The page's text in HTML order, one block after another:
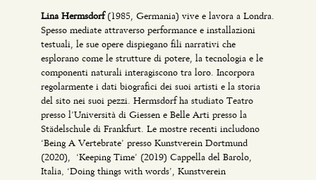
Lina Hermsdorf(1985, Germania) vive e lavora a Londra.
Spesso mediate attraverso performance e installazioni
testuali, le sue opere dispiegano fili narrativi che
esplorano come le strutture di potere, la tecnologia e le
componenti naturali interagiscono tra loro. Incorpora
regolarmente i dati biografici dei suoi artisti e la storia
del sito nei suoi pezzi. Hermsdorf ha studiato Teatro
presso l’Università di Giessen e Belle Arti presso la
Städelschule di Frankfurt. Le mostre recenti includono
‘Being A Vertebrate’ presso Kunstverein Dortmund
(2020), ‘Keeping Time’ (2019) Cappella del Barolo,
Italia‚ ‘Doing things with words’, Kunstverein